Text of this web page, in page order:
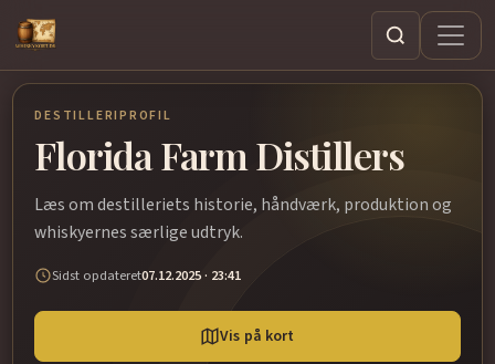
Søg
DESTILLERIPROFIL
Florida Farm Distillers
Læs om destilleriets historie, håndværk, produktion og
whiskyernes særlige udtryk.
Sidst opdateret07.12.2025 · 23:41
Vis på kort